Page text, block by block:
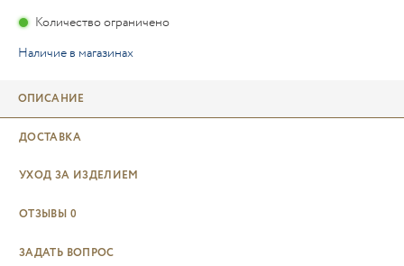
Количество ограничено
Наличие в магазинах
ОПИСАНИЕ
ДОСТАВКА
УХОД ЗА ИЗДЕЛИЕМ
ОТЗЫВЫ 0
ЗАДАТЬ ВОПРОС